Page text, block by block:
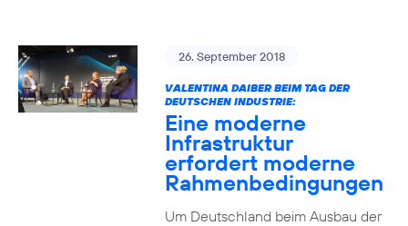
26. September 2018
VALENTINA DAIBER BEIM TAG DER
DEUTSCHEN INDUSTRIE:
Eine moderne
Infrastruktur
erfordert moderne
Rahmenbedingungen
Um Deutschland beim Ausbau der